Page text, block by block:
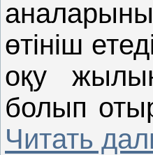
өтініш
оқу
болып
Читать